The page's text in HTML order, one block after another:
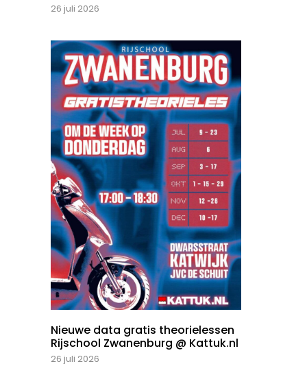
26 juli 2026
Nieuwe data gratis theorielessen
Rijschool Zwanenburg @ Kattuk.nl
26 juli 2026